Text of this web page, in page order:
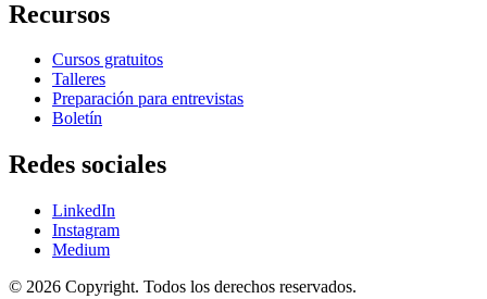
Recursos
Cursos gratuitos
Talleres
Preparación para entrevistas
Boletín
Redes sociales
LinkedIn
Instagram
Medium
© 2026 Copyright. Todos los derechos reservados.